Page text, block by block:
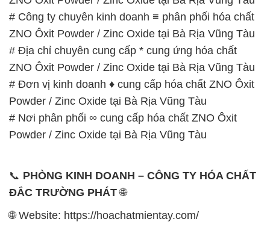
# Đơn vị kinh doanh ♦ cung cấp hóa chất ZNO Ôxit
Powder / Zinc Oxide tại Bà Rịa Vũng Tàu
# Nơi phân phối ∞ cung cấp hóa chất ZNO Ôxit
Powder / Zinc Oxide tại Bà Rịa Vũng Tàu
📞PHÒNG KINH DOANH – CÔNG TY HÓA CHẤT
ĐẮC TRƯỜNG PHÁT🌐
🌐 Website: https://hoachatmientay.com/
– 0933.920.505 – 028.3504.5555
028.3756.1841- 028.3756.1842